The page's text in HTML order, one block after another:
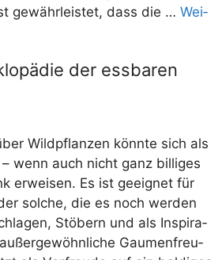
gewähr­leis­tet, dass die … Wei­
der essbaren
Wild­pflan­zen könn­te sich als
wenn auch nicht ganz bil­li­ges
erwei­sen. Es ist geeig­net für
sol­che, die es noch wer­den
Stö­bern und als Inspi­ra­
Gau­men­freu­